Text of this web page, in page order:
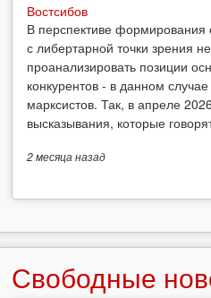
Востсибов
В перспективе формирования
с либертарной точки зрения
проанализировать позиции
конкурентов - в данном
марксистов. Так, в апреле
высказывания, которые
2 месяца назад
Свободные